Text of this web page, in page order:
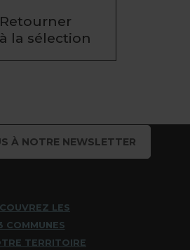
Retourner
à la sélection
À NOTRE NEWSLETTER
LES
COMMUNES
TERRITOIRE